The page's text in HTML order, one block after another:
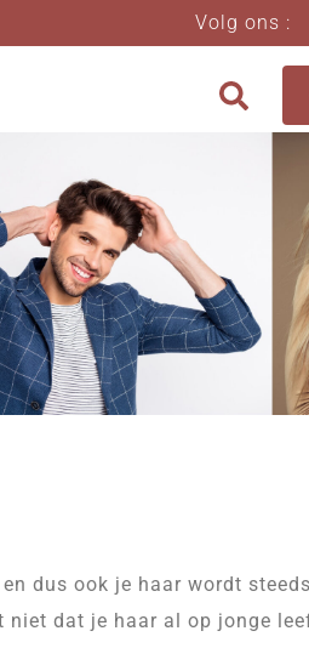
Volg ons :
dus ook je haar wordt steeds
niet dat je haar al op jonge